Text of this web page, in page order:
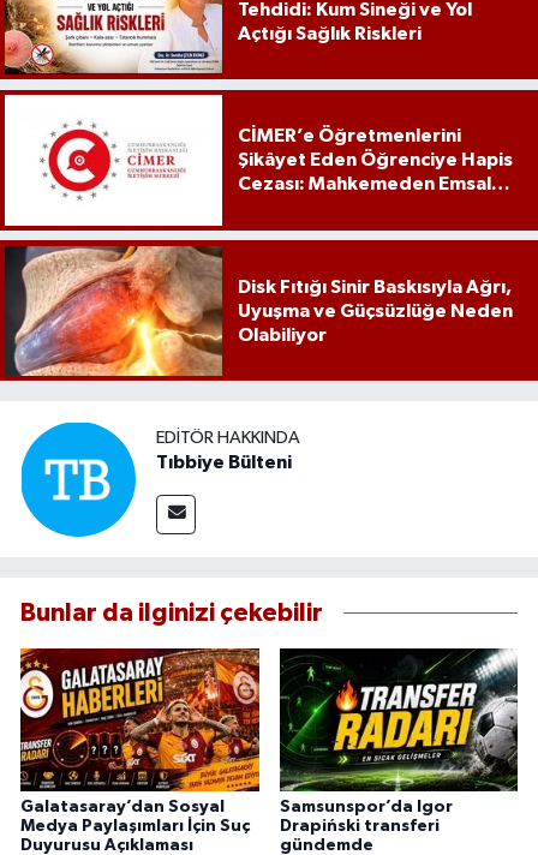
Tehdidi: Kum Sineği ve Yol
Açtığı Sağlık Riskleri
CİMER’e Öğretmenlerini
Şikâyet Eden Öğrenciye Hapis
Cezası: Mahkemeden Emsal
Disk Fıtığı Sinir Baskısıyla Ağrı,
Uyuşma ve Güçsüzlüğe Neden
Olabiliyor
EDITÖR HAKKINDA
Tıbbiye Bülteni
Bunlar da ilginizi çekebilir
Galatasaray’dan Sosyal
Medya Paylaşımları İçin Suç
Duyurusu Açıklaması
Samsunspor’da Igor
Drapiński transferi
gündemde